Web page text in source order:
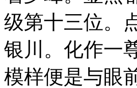
级第十三位。
银川。化作一
模样便是与眼